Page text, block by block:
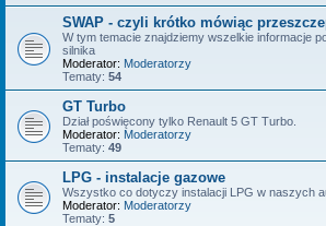
SWAP - czyli krótko mówiąc
W tym temacie znajdziemy wszelkie informacje
silnika
Moderator: Moderatorzy
Tematy: 54
GT Turbo
Dział poświęcony tylko Renault 5 GT Turbo.
Moderator: Moderatorzy
Tematy: 49
LPG - instalacje gazowe
Wszystko co dotyczy instalacji LPG w naszych
Moderator: Moderatorzy
Tematy: 5